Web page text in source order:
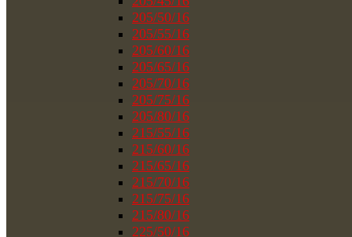
205/50/16
205/55/16
205/60/16
205/65/16
205/70/16
205/75/16
205/80/16
215/55/16
215/60/16
215/65/16
215/70/16
215/75/16
215/80/16
225/50/16